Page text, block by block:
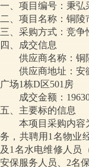
一、项目编号： 秉弘
二、项目名称：铜陵
三、采购方式：竞争
四、成交信息
供应商名称：铜
供应商地址：安
广场1栋D区501房
成交金额：
五、主要标的信息
本项目采购内容
务，共聘用1名物业
及1名水电维修人员
安保服务人员、2名